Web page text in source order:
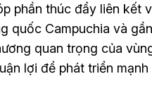
phần thúc đẩy liên kết
quốc Campuchia và
quan trọng của
lợi để phát triển